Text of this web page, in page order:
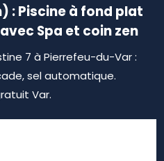
: Piscine à fond plat
Spa et coin zen
7 à Pierrefeu-du-Var :
sel automatique.
Var.